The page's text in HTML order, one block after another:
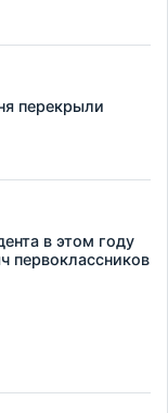
перекрыли
в этом году
первоклассников